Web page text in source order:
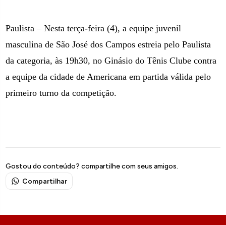
Paulista – Nesta terça-feira (4), a equipe juvenil
masculina de São José dos Campos estreia pelo Paulista
da categoria, às 19h30, no Ginásio do Tênis Clube contra
a equipe da cidade de Americana em partida válida pelo
primeiro turno da competição.
Gostou do conteúdo? compartilhe com seus amigos.
Compartilhar